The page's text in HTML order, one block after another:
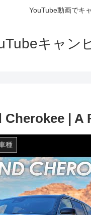
YouTube動画でキ
キャン
Cherokee | A
種